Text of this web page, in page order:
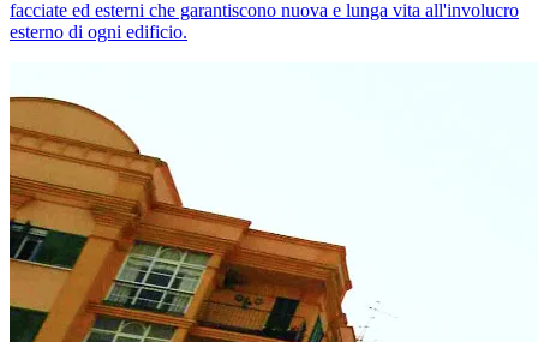
facciate ed esterni che garantiscono nuova e lunga vita all'involucro
esterno di ogni edificio.